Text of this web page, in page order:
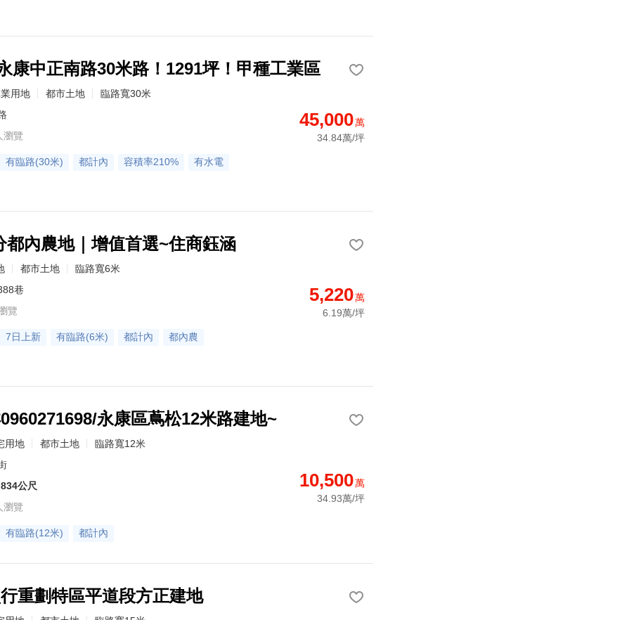
康中正南路30米路！1291坪！甲種工業區
用地 都市土地
臨路寬30米
瀏覽
有臨路(30米) 都計內 容積率210% 有水電
45,000萬
34.84萬/坪
都內農地｜增值首選~住商鈺涵
都市土地
臨路寬6米
巷
覽
7日上新 有臨路(6米) 都計內 都內農
5,220萬
6.19萬/坪
永康區蔦松12米路建地~
用地 都市土地
臨路寬12米
834公尺
瀏覽
有臨路(12米) 都計內
10,500萬
34.93萬/坪
重劃特區平道段方正建地